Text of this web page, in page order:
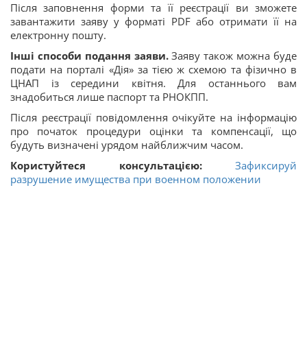
Після заповнення форми та її реєстрації ви зможете
завантажити заяву у форматі PDF або отримати її на
електронну пошту.
Інші способи подання заяви.Заяву також можна буде
подати на порталі «Дія» за тією ж схемою та фізично в
ЦНАП із середини квітня. Для останнього вам
знадобиться лише паспорт та РНОКПП.
Після реєстрації повідомлення очікуйте на інформацію
про початок процедури оцінки та компенсації, що
будуть визначені урядом найближчим часом.
Користуйтеся консультацією:
Зафиксируй
разрушение имущества при военном положении